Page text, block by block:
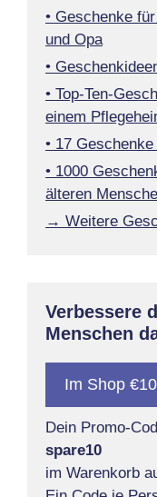
• Geschenke
und Opa
•
• Top-Ten-
einem
• 17
• 1000
älteren
→ Weitere
Verbessere
Menschen
Im Shop
Dein Promo-
spare10
im Warenkorb